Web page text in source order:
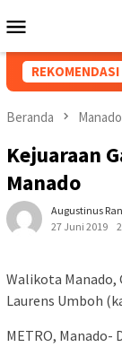
ke
Mobile
REKOMENDASI
18 Tahun di
Beranda Manado
Kejuaraan
Manado
Augustinus
27 Juni 2019
Walikota Manado,
Laurens Umboh
METRO, Manado-